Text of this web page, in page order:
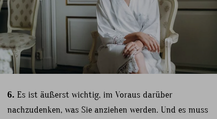
6. Es ist äußerst wichtig, im Voraus darüber
nachzudenken, was Sie anziehen werden. Und es muss